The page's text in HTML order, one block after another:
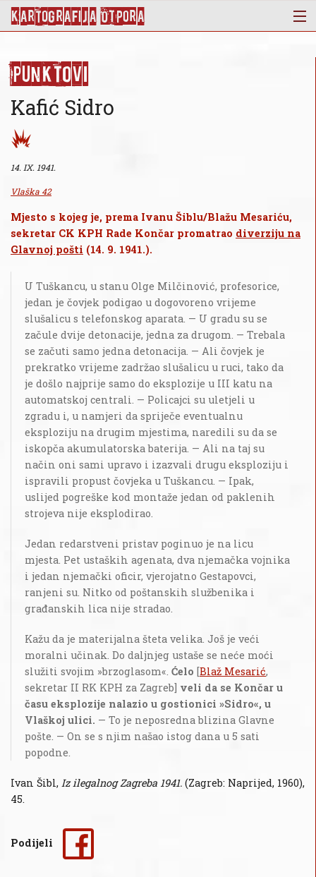
KArtoGrAFIJA OTPorA
Punktovi
Slojevi
Novosti
Publikacije
O nama
Punktovi
Kafić Sidro
14. IX. 1941.
Vlaška 42
Mjesto s kojeg je, prema Ivanu Šiblu/Blažu Mesariću,
sekretar CK KPH Rade Končar promatrao diverziju na
Glavnoj pošti (14. 9. 1941.).
U Tuškancu, u stanu Olge Milčinović, profesorice,
jedan je čovjek podigao u dogovoreno vrijeme
slušalicu s telefonskog aparata. — U gradu su se
začule dvije detonacije, jedna za drugom. — Trebala
se začuti samo jedna detonacija. — Ali čovjek je
prekratko vrijeme zadržao slušalicu u ruci, tako da
je došlo najprije samo do eksplozije u III katu na
automatskoj centrali. — Policajci su uletjeli u
zgradu i, u namjeri da spriječe eventualnu
eksploziju na drugim mjestima, naredili su da se
iskopča akumulatorska baterija. — Ali na taj su
način oni sami upravo i izazvali drugu eksploziju i
ispravili propust čovjeka u Tuškancu. — Ipak,
uslijed pogreške kod montaže jedan od paklenih
strojeva nije eksplodirao.
Jedan redarstveni pristav poginuo je na licu
mjesta. Pet ustaških agenata, dva njemačka vojnika
i jedan njemački oficir, vjerojatno Gestapovci,
ranjeni su. Nitko od poštanskih službenika i
građanskih lica nije stradao.
Kažu da je materijalna šteta velika. Još je veći
moralni učinak. Do daljnjeg ustaše se neće moći
služiti svojim »brzoglasom«. Ćelo [Blaž Mesarić,
sekretar II RK KPH za Zagreb] veli da se Končar u
času eksplozije nalazio u gostionici »Sidro«, u
Vlaškoj ulici. — To je neposredna blizina Glavne
pošte. — On se s njim našao istog dana u 5 sati
popodne.
Ivan Šibl, Iz ilegalnog Zagreba 1941. (Zagreb: Naprijed, 1960),
45.
Podijeli